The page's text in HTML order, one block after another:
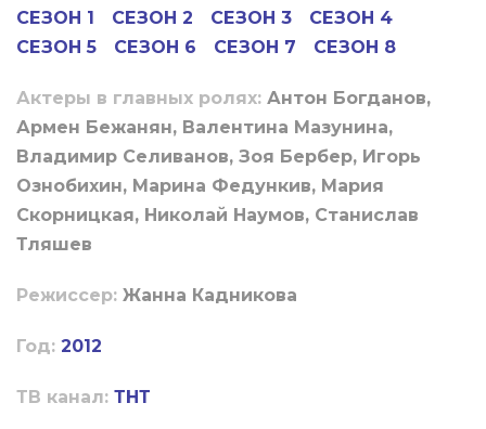
СЕЗОН 1 СЕЗОН 2 СЕЗОН 3
СЕЗОН 4
СЕЗОН 5
СЕЗОН 6 СЕЗОН 7 СЕЗОН 8
Актеры в главных ролях: Антон Богданов,
Армен Бежанян, Валентина Мазунина,
Владимир Селиванов, Зоя Бербер, Игорь
Ознобихин, Марина Федункив, Мария
Скорницкая, Николай Наумов, Станислав
Тляшев
Режиссер: Жанна Кадникова
Год: 2012
ТВ канал: ТНТ